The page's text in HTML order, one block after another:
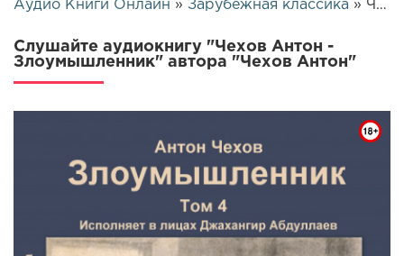
Аудио Книги Онлайн » Зарубежная классика » Чехов Антон - Злоумышленник | 5722
Слушайте аудиокнигу "Чехов Антон -
Злоумышленник" автора "Чехов Антон"